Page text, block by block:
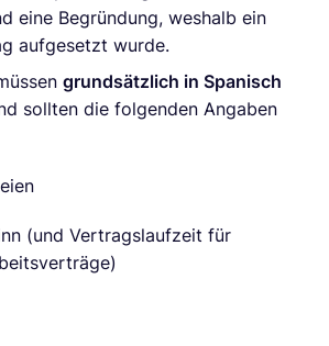
eine Begründung, weshalb ein
aufgesetzt wurde.
grundsätzlich in Spanisch
sollten die folgenden Angaben
(und Vertragslaufzeit für